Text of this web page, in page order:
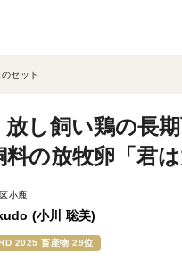
セット
放し飼い鶏の長
の放牧卵「君
小鹿
(小川 聡美)
2025 畜産物 29位